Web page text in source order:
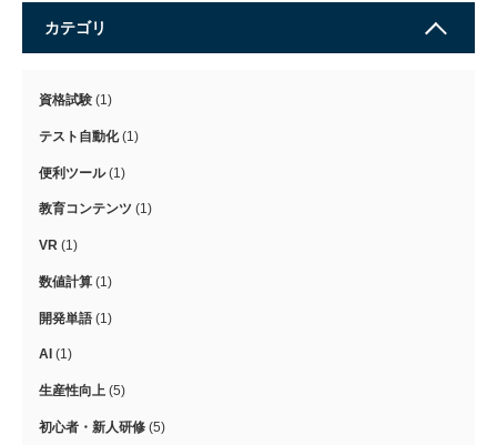
カテゴリ
資格試験 (1)
テスト自動化(1)
便利ツール(1)
教育コンテンツ (1)
VR (1)
数値計算 (1)
開発単語 (1)
AI (1)
生産性向上 (5)
初心者・新人研修 (5)